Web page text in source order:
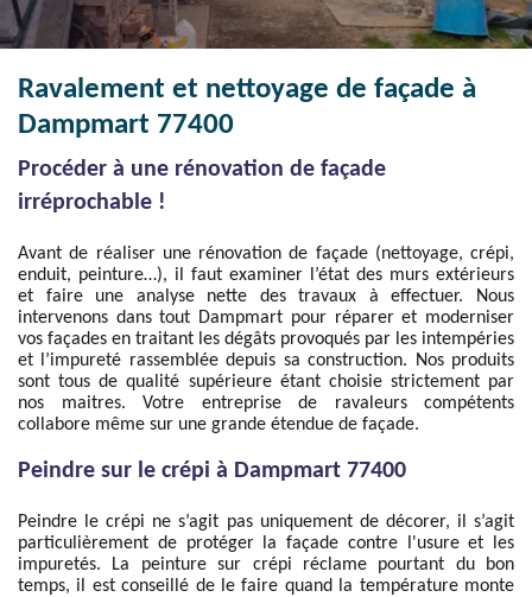
Ravalement et nettoyage de façade à
Dampmart 77400
Procéder à une rénovation de façade
irréprochable !
Avant de réaliser une rénovation de façade (nettoyage, crépi,
enduit, peinture…), il faut examiner l’état des murs extérieurs
et faire une analyse nette des travaux à effectuer. Nous
intervenons dans tout Dampmart pour réparer et moderniser
vos façades en traitant les dégâts provoqués par les intempéries
et l’impureté rassemblée depuis sa construction. Nos produits
sont tous de qualité supérieure étant choisie strictement par
nos maitres. Votre entreprise de ravaleurs compétents
collabore même sur une grande étendue de façade.
Peindre sur le crépi à Dampmart 77400
Peindre le crépi ne s’agit pas uniquement de décorer, il s’agit
particulièrement de protéger la façade contre l'usure et les
impuretés. La peinture sur crépi réclame pourtant du bon
temps, il est conseillé de le faire quand la température monte